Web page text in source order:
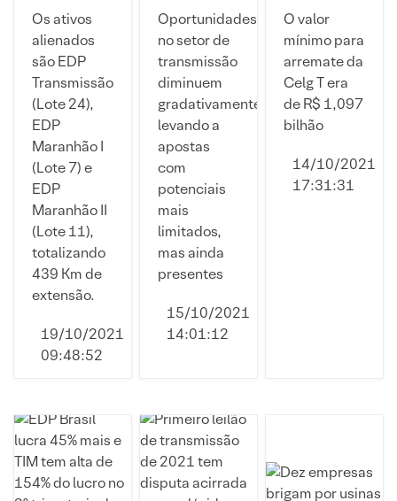
transmissão
Os ativos
alienados
são EDP
Transmissão
(Lote 24),
EDP
Maranhão I
(Lote 7) e
EDP
Maranhão II
(Lote 11),
totalizando
439 Km de
extensão.
19/10/2021
09:48:52
caro por
Celg-T,
mas
analistas
veem
potencial
de
geração
de valor
Oportunidades
no setor de
transmissão
diminuem
gradativamente,
levando a
apostas
com
potenciais
mais
limitados,
mas ainda
presentes
15/10/2021
14:01:12
leilão de
privatização
por R$
1,977 bi,
ágio de
80,1%;
ação
ENBR3
cai 0,68%
O valor
mínimo para
arremate da
Celg T era
de R$ 1,097
bilhão
14/10/2021
17:31:31